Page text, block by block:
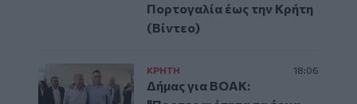
Πορτογαλία έως την Κρήτη
(Βίντεο)
ΚΡΗΤΗ 18:06
Δήμας για ΒΟΑΚ: